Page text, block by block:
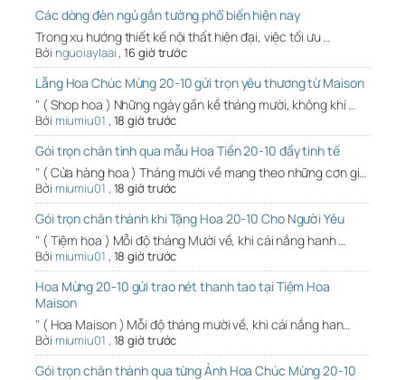
Các dòng đèn ngủ gắn tường phổ biến hiện nay
Trong xu hướng thiết kế nội thất hiện đại, việc tối ưu …
Bởi nguoiaylaai,16 giờ trước
Lẵng Hoa Chúc Mừng 20-10 gửi trọn yêu thương từ Maison
" ( Shop hoa ) Những ngày gần kề tháng mười, không khí …
Bởi miumiu01 , 18 giờ trước
Gói trọn chân tình qua mẫu Hoa Tiền 20-10 đầy tinh tế
" ( Cửa hàng hoa ) Tháng mười về mang theo những cơn gi…
Bởi miumiu01 , 18 giờ trước
Gói trọn chân thành khi Tặng Hoa 20-10 Cho Người Yêu
" ( Tiệm hoa ) Mỗi độ tháng Mười về, khi cái nắng hanh …
Bởi miumiu01 , 18 giờ trước
Hoa Mừng 20-10 gửi trao nét thanh tao tại Tiệm Hoa
Maison
" ( Hoa Maison ) Mỗi độ tháng mười về, khi cái nắng han…
Bởi miumiu01 , 18 giờ trước
Gói trọn chân thành qua từng Ảnh Hoa Chúc Mừng 20-10